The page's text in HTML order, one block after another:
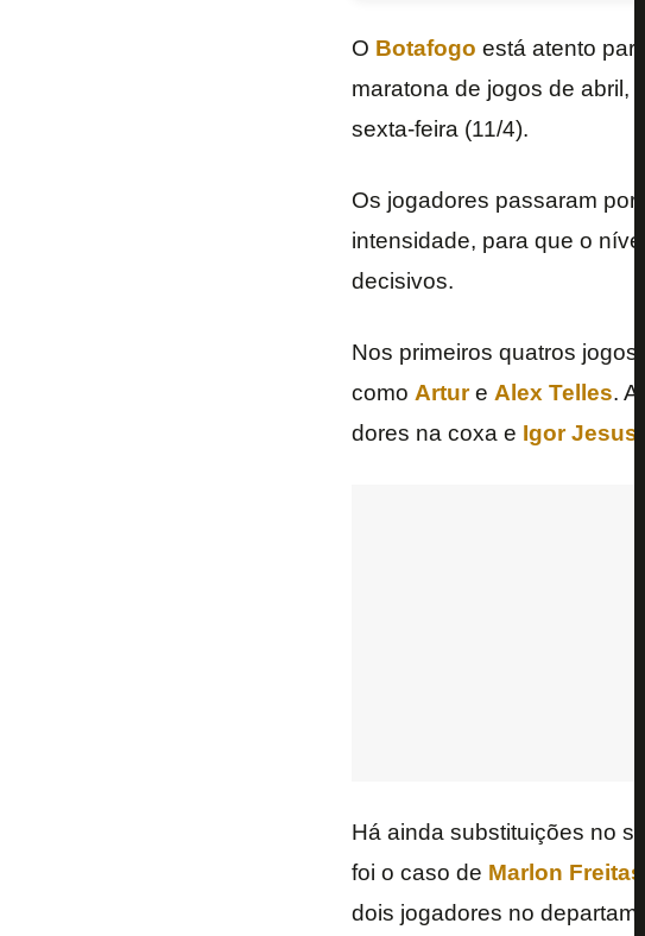
O Botafogo está atento
maratona de jogos de abril,
sexta-feira (11/4).
Os jogadores passaram por
intensidade, para que o
decisivos.
Nos primeiros quatros jogos
como Arture Alex Telles.
dores na coxa e Igor Jesus
Há ainda substituições no
foi o caso de Marlon Freitas
dois jogadores no